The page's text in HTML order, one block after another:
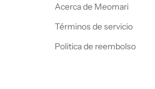
Acerca de Meomari
Términos de servicio
Politica de reembolso